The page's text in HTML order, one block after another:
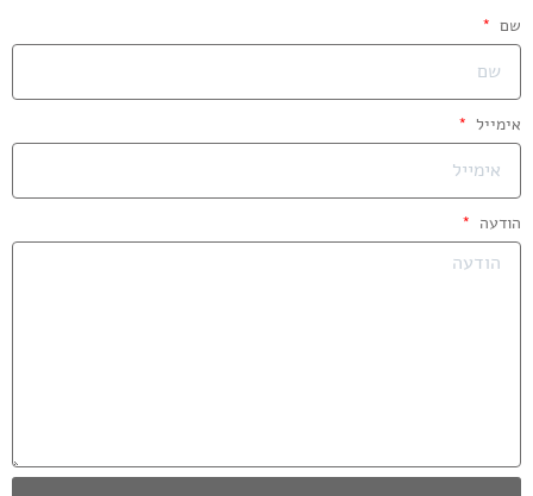
שם
אימייל
הודעה